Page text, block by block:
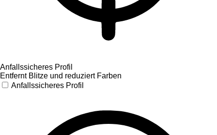
Anfallssicheres Profil
Entfernt Blitze und reduziert Farben
Anfallssicheres Profil